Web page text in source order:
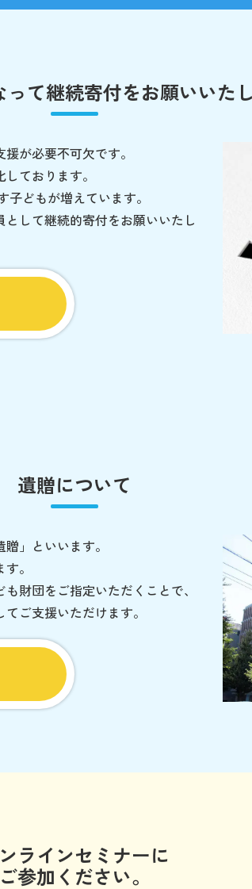
って継続寄付をお願いいた
が必要不可欠です。
ております。
どもが増えています。
して継続的寄付をお願いいたし
遺贈について
」といいます。
。
財団をご指定いただくことで、
ご支援いただけます。
ラインセミナーに
ご参加ください。